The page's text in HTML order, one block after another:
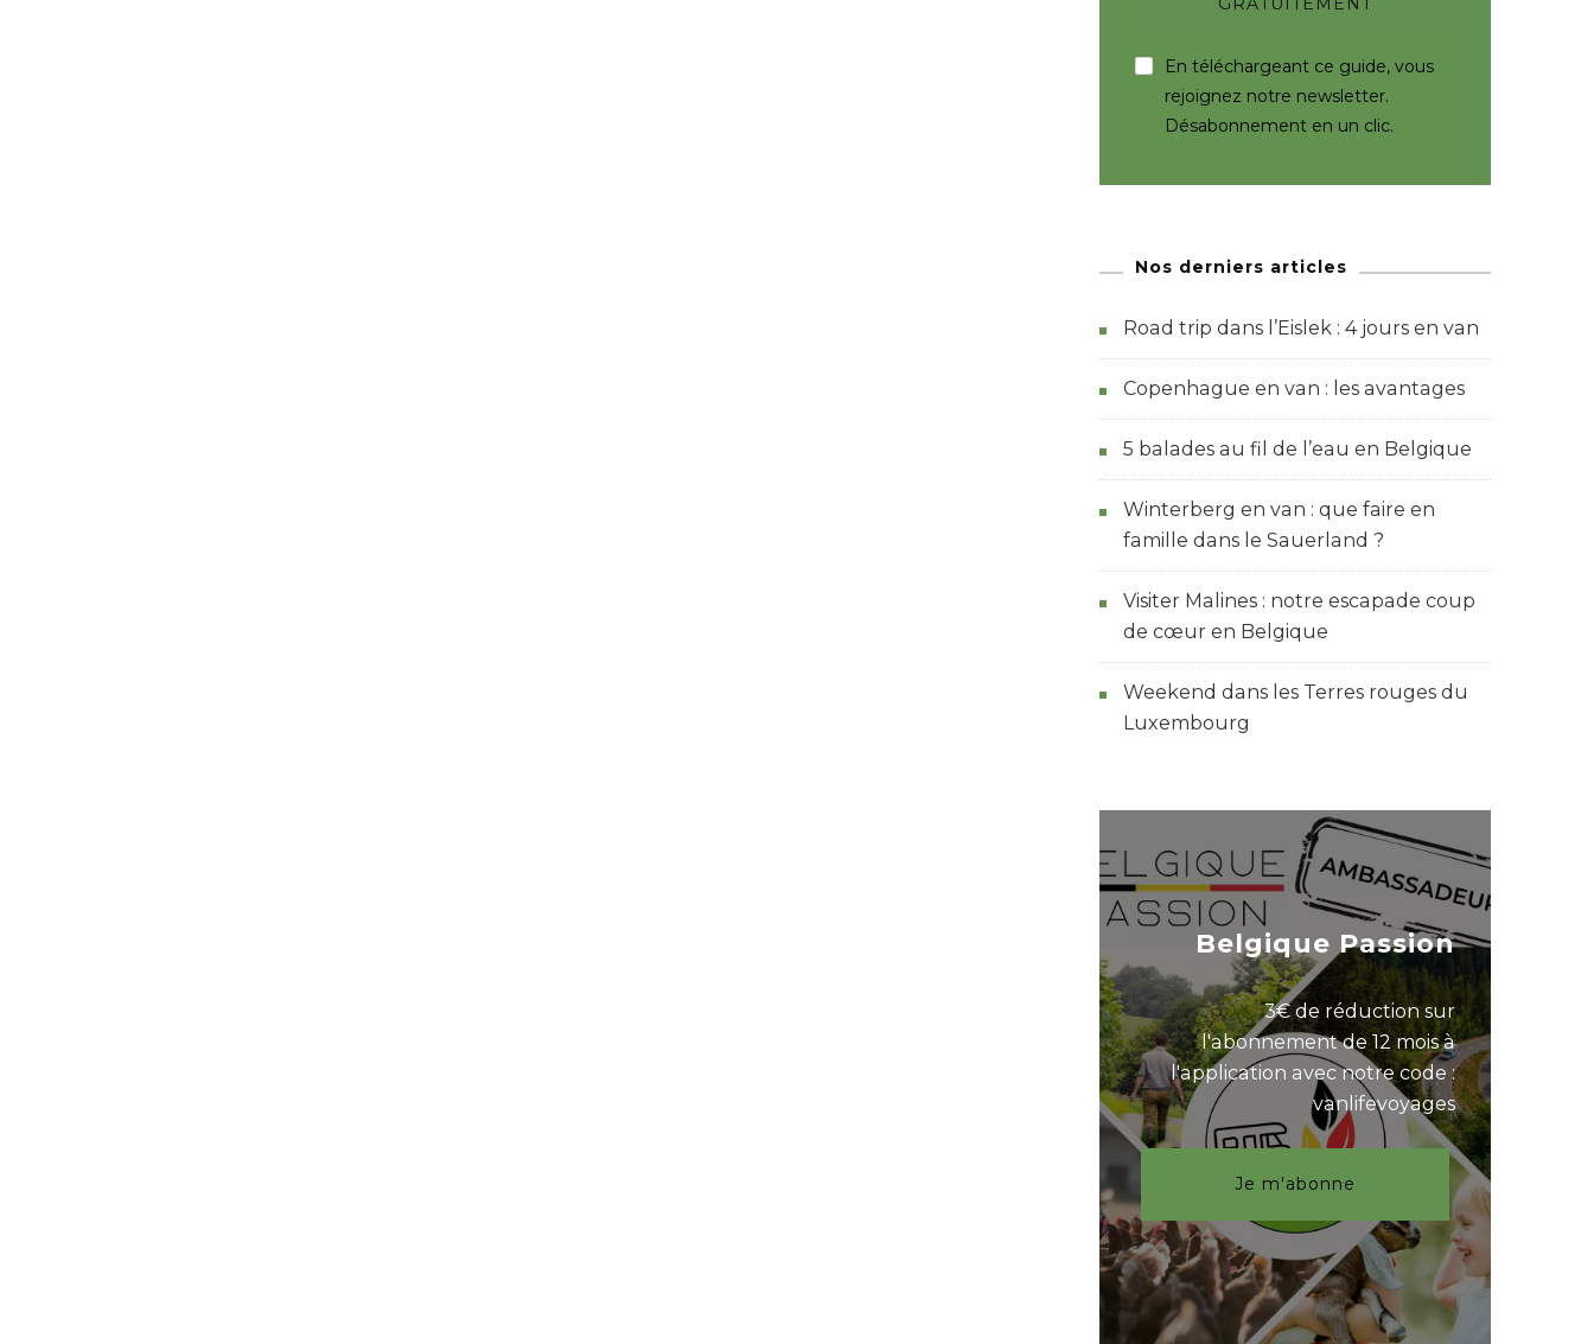
En téléchargeant ce guide, vous
rejoignez notre newsletter.
Désabonnement en un clic.
Nos derniers articles
Road trip dans l’Eislek : 4 jours en van
Copenhague en van : les avantages
5 balades au fil de l’eau en Belgique
Winterberg en van : que faire en
famille dans le Sauerland ?
Visiter Malines : notre escapade coup
de cœur en Belgique
Weekend dans les Terres rouges du
Luxembourg
Belgique Passion
3€ de réduction sur
l'abonnement de 12 mois à
l'application avec notre code :
vanlifevoyages
Je m'abonne